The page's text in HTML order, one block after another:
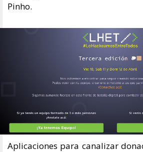
Pinho.
Aplicaciones para canalizar